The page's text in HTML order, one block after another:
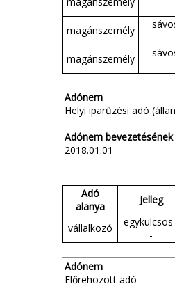
magánszemély
magánszemély
Adónem
Helyi iparűzési adó
Adónem
2018.01.01
Adó
alanya
Jelleg
vállalkozó
egykulcsos
-
Adónem
Előrehozott adó